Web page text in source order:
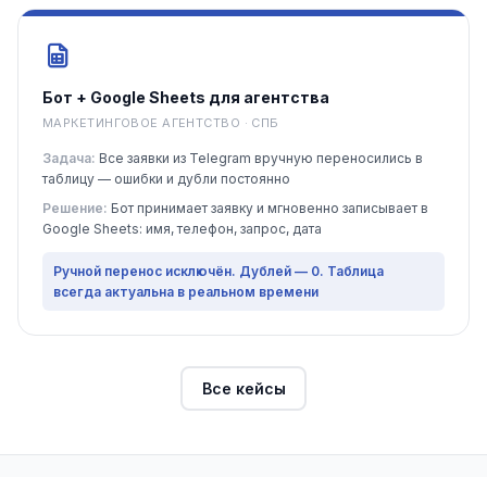
Бот + Google Sheets для агентства
МАРКЕТИНГОВОЕ АГЕНТСТВО · СПБ
Задача: Все заявки из Telegram вручную переносились в
таблицу — ошибки и дубли постоянно
Решение: Бот принимает заявку и мгновенно записывает в
Google Sheets: имя, телефон, запрос, дата
Ручной перенос исключён. Дублей — 0. Таблица
всегда актуальна в реальном времени
Все кейсы